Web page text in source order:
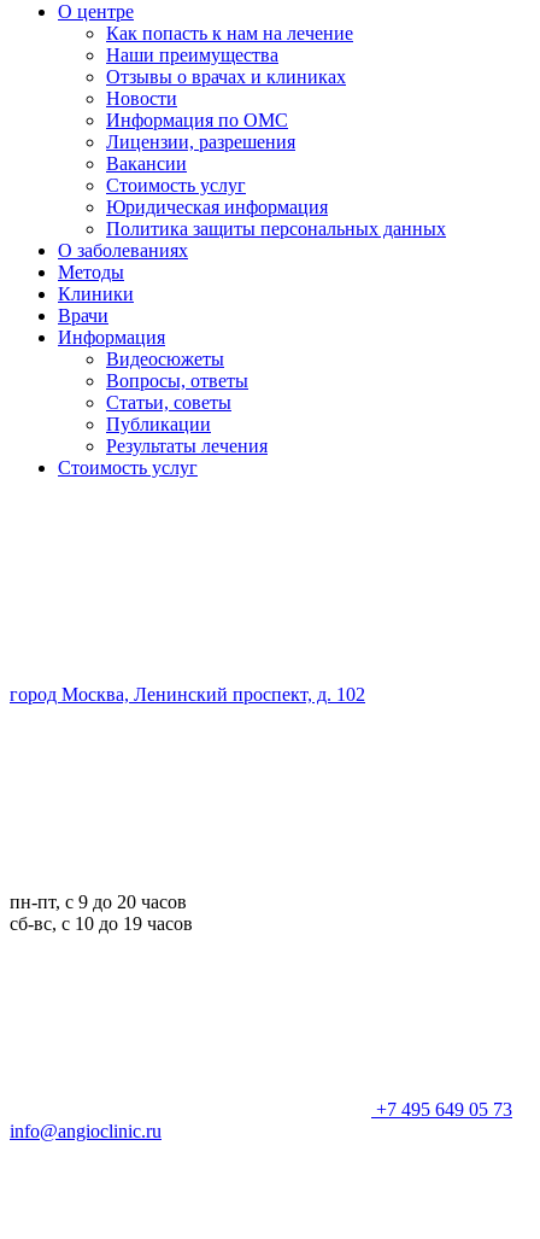
О центре
Как попасть к нам на лечение
Наши преимущества
Отзывы о врачах и клиниках
Новости
Информация по ОМС
Лицензии, разрешения
Вакансии
Стоимость услуг
Юридическая информация
Политика защиты персональных данных
О заболеваниях
Методы
Клиники
Врачи
Информация
Видеосюжеты
Вопросы, ответы
Статьи, советы
Публикации
Результаты лечения
Стоимость услуг
город Москва, Ленинский проспект, д. 102
пн-пт, с 9 до 20 часов
сб-вс, с 10 до 19 часов
+7 495 649 05 73
info@angioclinic.ru